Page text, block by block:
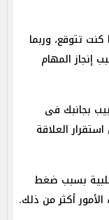
تتوقع، وربما
إنجاز المهام
بجانبك فى
العلاقة
سلبية بسبب ضغط
أكثر من ذلك.